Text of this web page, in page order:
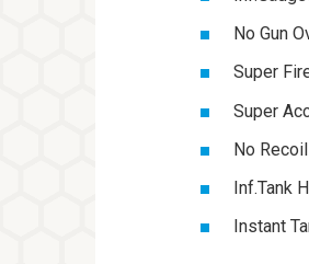
No Gun
Super
Super
No
Inf.Tank
Instant